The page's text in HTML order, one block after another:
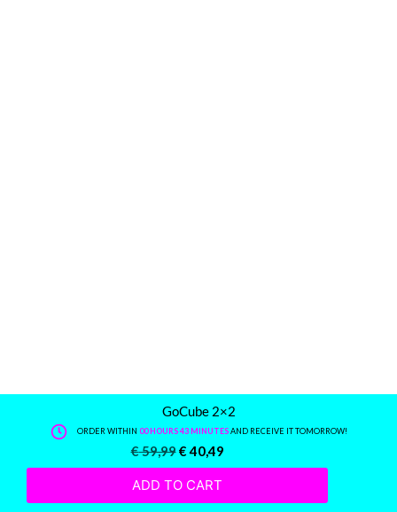
GoCube 2×2
ORDER WITHIN 00 HOURS 43 MINUTESAND RECEIVE IT TOMORROW!
€59,99€40,49
ADD TO CART